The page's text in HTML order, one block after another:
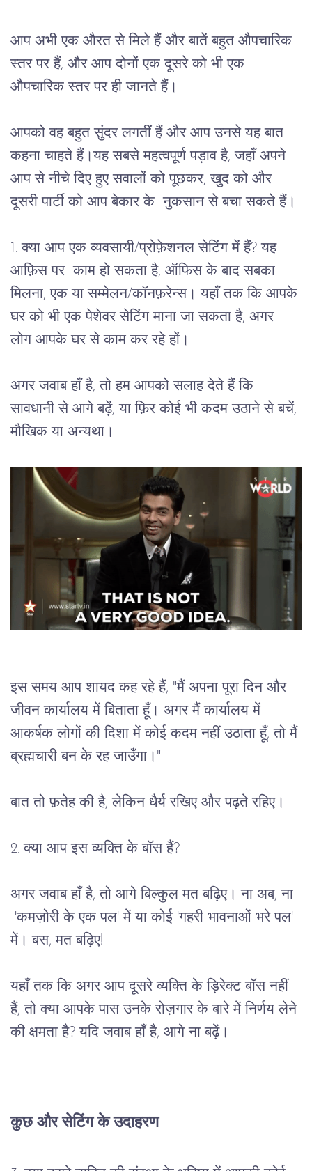
आप अभी एक औरत से मिले हैं और बातें बहुत औपचारिक
स्तर पर हैं, और आप दोनों एक दूसरे को भी एक
औपचारिक स्तर पर ही जानते हैं।
आपको वह बहुत सुंदर लगतीं हैं और आप उनसे यह बात
कहना चाहते हैं।यह सबसे महत्वपूर्ण पड़ाव है, जहाँ अपने
आप से नीचे दिए हुए सवालों को पूछकर, खुद को और
दूसरी पार्टी को आप बेकार के  नुकसान से बचा सकते हैं।
1. क्या आप एक व्यवसायी/प्रोफ़ेशनल सेटिंग में हैं? यह
आफ़िस पर  काम हो सकता है, ऑफिस के बाद सबका
मिलना, एक या सम्मेलन/कॉनफ़रेन्स। यहाँ तक कि आपके
घर को भी एक पेशेवर सेटिंग माना जा सकता है, अगर
लोग आपके घर से काम कर रहे हों।
अगर जवाब हाँ है, तो हम आपको सलाह देते हैं कि
सावधानी से आगे बढ़ें, या फ़िर कोई भी कदम उठाने से बचें,
मौखिक या अन्यथा।
इस समय आप शायद कह रहे हैं, "मैं अपना पूरा दिन और
जीवन कार्यालय में बिताता हूँ। अगर मैं कार्यालय में
आकर्षक लोगों की दिशा में कोई कदम नहीं उठाता हूँ, तो मैं
ब्रह्मचारी बन के रह जाउँगा।"
बात तो फ़तेह की है, लेकिन धैर्य रखिए और पढ़ते रहिए।
2. क्या आप इस व्यक्ति के बॉस हैं?
अगर जवाब हाँ है, तो आगे बिल्कुल मत बढ़िए। ना अब, ना
'कमज़ोरी के एक पल' में या कोई 'गहरी भावनाओं भरे पल'
में। बस, मत बढ़िए!
यहाँ तक कि अगर आप दूसरे व्यक्ति के ड़िरेक्ट बॉस नहीं
हैं, तो क्या आपके पास उनके रोज़गार के बारे में निर्णय लेने
की क्षमता है? यदि जवाब हाँ है, आगे ना बढ़ें।
कुछ और सेटिंग के उदाहरण